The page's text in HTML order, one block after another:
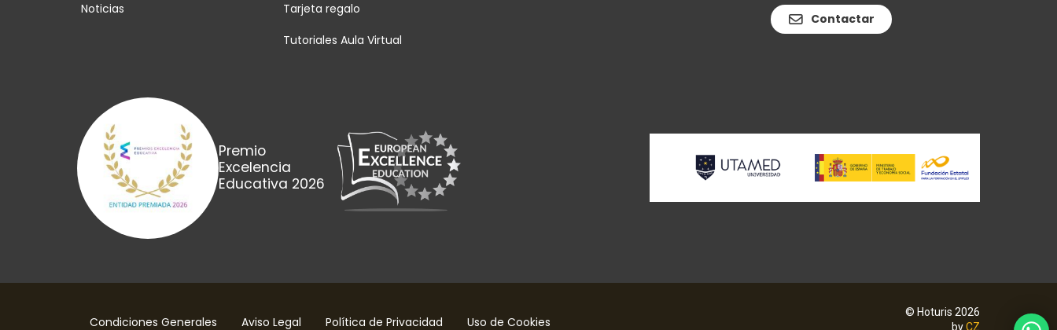
Noticias
Tarjeta regalo
Tutoriales Aula Virtual
Contactar
Premio
Excelencia
Educativa 2026
Condiciones Generales Aviso Legal Política de Privacidad Uso de Cookies
© Hoturis 2026
byCZ